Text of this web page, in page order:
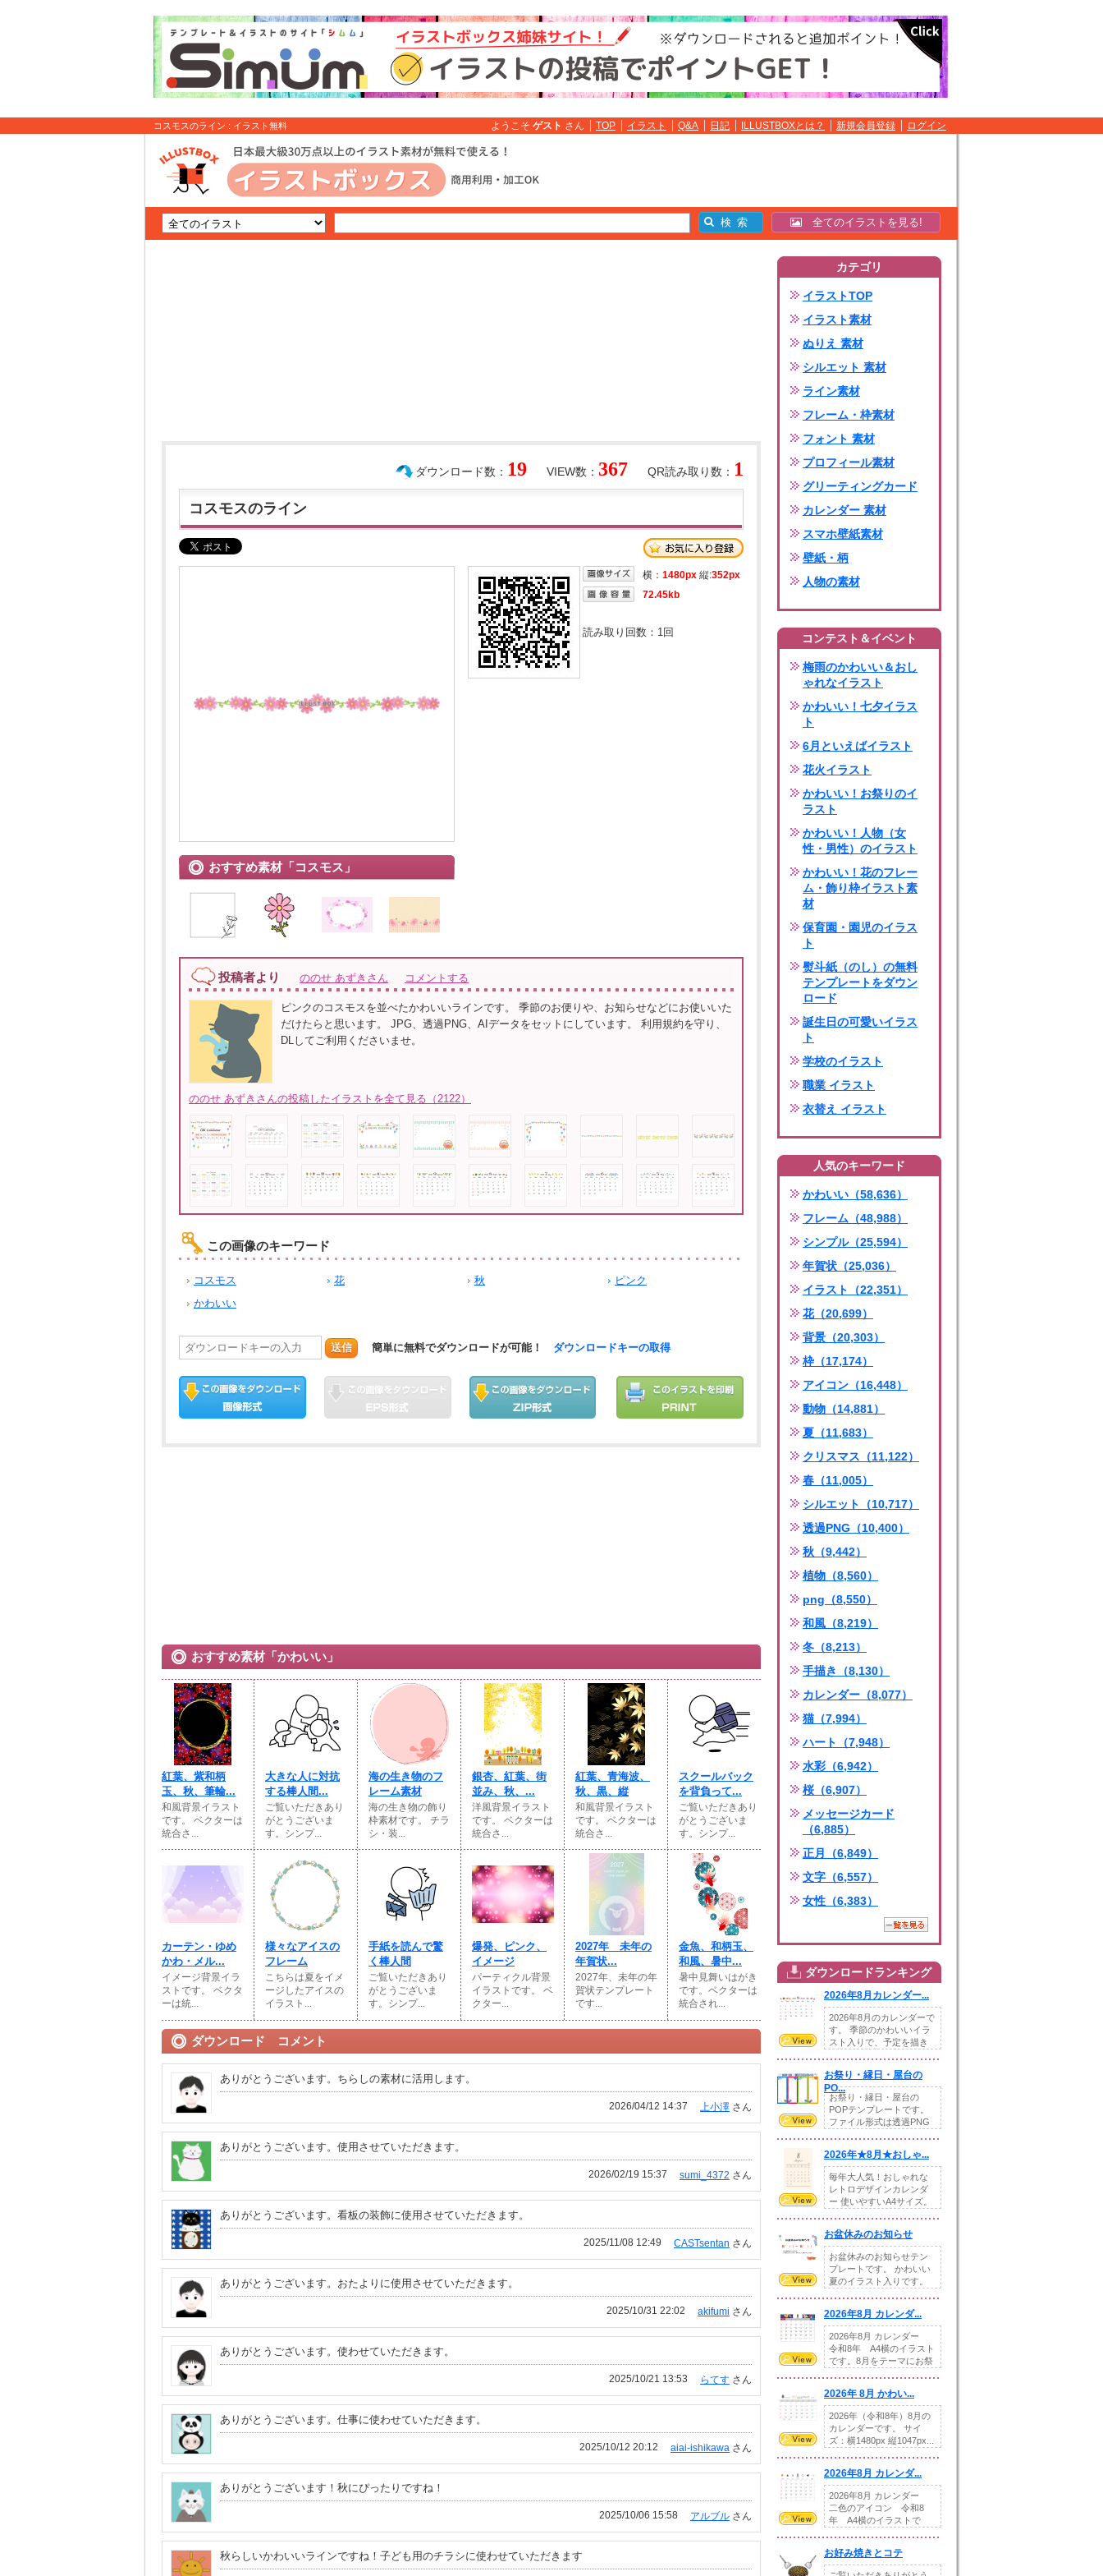
コスモスのライン : イラスト無料 ようこそ ゲスト さん TOP イラスト Q&A 日記 ILLUSTBOXとは？ 新規会員登録 ログイン
全てのイラストを見る!
QR読み取り数： 1
VIEW数： 367
ダウンロード数： 19
コスモスのライン
おすすめ素材「コスモス」
横： 1480px 縦:352px
72.45kb
読み取り回数： 1回
投稿者より ののせ あずきさん コメントする
ピンクのコスモスを並べたかわいいラインです。 季節のお便りや、お知らせなどにお使いいた
だけたらと思います。 JPG、透過PNG、AIデータをセットにしています。 利用規約を守り、
DLしてご利用くださいませ。
ののせ あずきさんの投稿したイラストを全て見る（2122）
この画像のキーワード
コスモス 花 秋
ピンク
かわいい
送信 簡単に無料でダウンロードが可能！ ダウンロードキーの取得
おすすめ素材「かわいい」
紅葉、紫和柄
玉、秋、筆輪...
和風背景イラスト
です。 ベクターは
統合さ...
大きな人に対抗
する棒人間...
ご覧いただきあり
がとうございま
す。シンプ...
海の生き物のフ
レーム素材
海の生き物の飾り
枠素材です。 チラ
シ・装...
銀杏、紅葉、街
並み、秋、...
洋風背景イラスト
です。 ベクターは
統合さ...
紅葉、青海波、
秋、黒、縦
和風背景イラスト
です。 ベクターは
統合さ...
スクールバック
を背負って...
ご覧いただきあり
がとうございま
す。シンプ...
カーテン・ゆめ
かわ・メル...
イメージ背景イラ
ストです。 ベクタ
ーは統...
様々なアイスの
フレーム
こちらは夏をイメ
ージしたアイスの
イラスト...
手紙を読んで驚
く棒人間
ご覧いただきあり
がとうございま
す。シンプ...
爆発、ピンク、
イメージ
パーティクル背景
イラストです。 ベ
クター...
2027年 未年の
年賀状...
2027年、未年の年
賀状テンプレート
です...
金魚、和柄玉、
和風、暑中...
暑中見舞いはがき
です。ベクターは
統合され...
ダウンロード コメント
ありがとうございます。ちらしの素材に活用します。
上小澤 さん
2026/04/12 14:37
ありがとうございます。使用させていただきます。
sumi_4372 さん
2026/02/19 15:37
ありがとうございます。看板の装飾に使用させていただきます。
CASTsentan さん
2025/11/08 12:49
ありがとうございます。おたよりに使用させていただきます。
akifumi さん
2025/10/31 22:02
ありがとうございます。使わせていただきます。
らてす さん
2025/10/21 13:53
ありがとうございます。仕事に使わせていただきます。
aiai-ishikawa さん
2025/10/12 20:12
ありがとうございます！秋にぴったりですね！
アルブル さん
2025/10/06 15:58
秋らしいかわいいラインですね！子ども用のチラシに使わせていただきます
カテゴリ
イラストTOP
イラスト素材
ぬりえ 素材
シルエット 素材
ライン素材
フレーム・枠素材
フォント 素材
プロフィール素材
グリーティングカード
カレンダー 素材
スマホ壁紙素材
壁紙・柄
人物の素材
コンテスト＆イベント
梅雨のかわいい＆おし
ゃれなイラスト
かわいい！七夕イラス
ト
6月といえばイラスト
花火イラスト
かわいい！お祭りのイ
ラスト
かわいい！人物（女
性・男性）のイラスト
かわいい！花のフレー
ム・飾り枠イラスト素
材
保育園・園児のイラス
ト
熨斗紙（のし）の無料
テンプレートをダウン
ロード
誕生日の可愛いイラス
ト
学校のイラスト
職業 イラスト
衣替え イラスト
人気のキーワード
かわいい（58,636）
フレーム（48,988）
シンプル（25,594）
年賀状（25,036）
イラスト（22,351）
花（20,699）
背景（20,303）
枠（17,174）
アイコン（16,448）
動物（14,881）
夏（11,683）
クリスマス（11,122）
春（11,005）
シルエット（10,717）
透過PNG（10,400）
秋（9,442）
植物（8,560）
png（8,550）
和風（8,219）
冬（8,213）
手描き（8,130）
カレンダー（8,077）
猫（7,994）
ハート（7,948）
水彩（6,942）
桜（6,907）
メッセージカード
（6,885）
正月（6,849）
文字（6,557）
女性（6,383）
ダウンロードランキング
2026年8月カレンダー...
2026年8月のカレンダーで
す。 季節のかわいいイラ
スト入りで、予定を描き
お祭り・縁日・屋台の
PO...
お祭り・縁日・屋台の
POPテンプレートです。
ファイル形式は透過PNG
2026年★8月★おしゃ...
毎年大人気！おしゃれな
レトロデザインカレンダ
ー 使いやすいA4サイズ。
お盆休みのお知らせ
お盆休みのお知らせテン
プレートです。 かわいい
夏のイラスト入りです。
2026年8月 カレンダ...
2026年8月 カレンダー
令和8年 A4横のイラスト
です。8月をテーマにお祭
2026年 8月 かわい...
2026年（令和8年）8月の
カレンダーです。 サイ
ズ：横1480px 縦1047px...
2026年8月 カレンダ...
2026年8月 カレンダー
二色のアイコン 令和8
年 A4横のイラストで
お好み焼きとコテ